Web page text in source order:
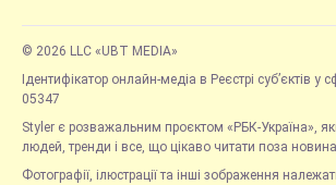
© 2026 LLC «UBT MEDIA»
Ідентифікатор онлайн-медіа в Реєстрі суб’єктів у
05347
Styler є розважальним проєктом «РБК-Україна»,
людей, тренди і все, що цікаво читати поза
Фотографії, ілюстрації та інші зображення